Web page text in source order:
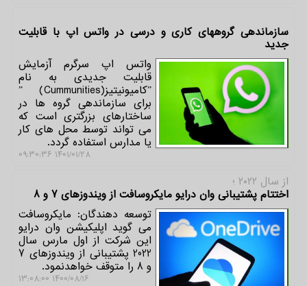
سازماندهی گروههای کاری و درسی در واتس اپ با قابلیت
جدید
واتس اپ سرگرم آزمایش
قابلیت جدیدی به نام
ˮکامیونیتیزˮ (Cummunities)
برای سازماندهی گروه ها در
ساختارهای بزرگتری است که
می تواند توسط محل های کار
یا مدارس استفاده گردد.
۱۴۰۱/۰۱/۲۸ ۰۹:۳۰:۳۶
از سال ۲۰۲۲ ؛
اختتام پشتیبانی وان درایو مایکروسافت از ویندوزهای 7 و 8
توسعه دهندگان: مایکروسافت
می گوید اپلیکیشن وان درایو
این شرکت از اول مارس سال
2022 پشتیبانی از ویندوزهای 7
و 8 را متوقف خواهدنمود.
۱۴۰۰/۰۸/۱۶ ۱۳:۰۸:۰۰